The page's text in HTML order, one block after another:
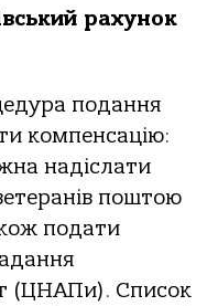
рахунок
подання
компенсацію:
надіслати
поштою
подати
(ЦНАПи). Список